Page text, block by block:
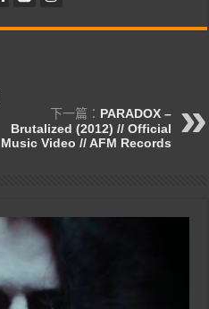
下一篇： PARADOX –
Brutalized (2012) // Official
Music Video // AFM Records